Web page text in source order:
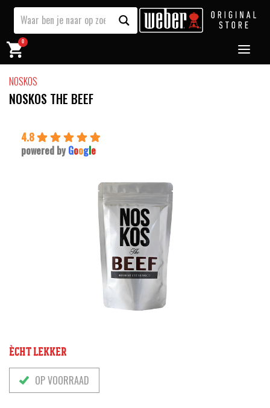
0
NOSKOS
NOSKOS THE BEEF
4.8
powered by Google
ÈCHT LEKKER
OP VOORRAAD